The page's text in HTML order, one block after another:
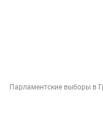
Парламентские выборы в